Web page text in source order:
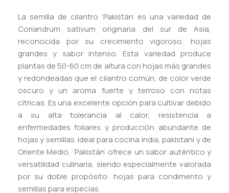
La semilla de cilantro ‘Pakistán’ es una variedad de
Coriandrum sativum originaria del sur de Asia,
reconocida por su crecimiento vigoroso, hojas
grandes y sabor intenso. Esta variedad produce
plantas de 50-60 cm de altura con hojas más grandes
y redondeadas que el cilantro común, de color verde
oscuro y un aroma fuerte y terroso con notas
cítricas. Es una excelente opción para cultivar debido
a su alta tolerancia al calor, resistencia a
enfermedades foliares y producción abundante de
hojas y semillas. Ideal para cocina india, pakistaní y de
Oriente Medio, ‘Pakistán’ ofrece un sabor auténtico y
versatilidad culinaria, siendo especialmente valorada
por su doble propósito: hojas para condimento y
semillas para especias.